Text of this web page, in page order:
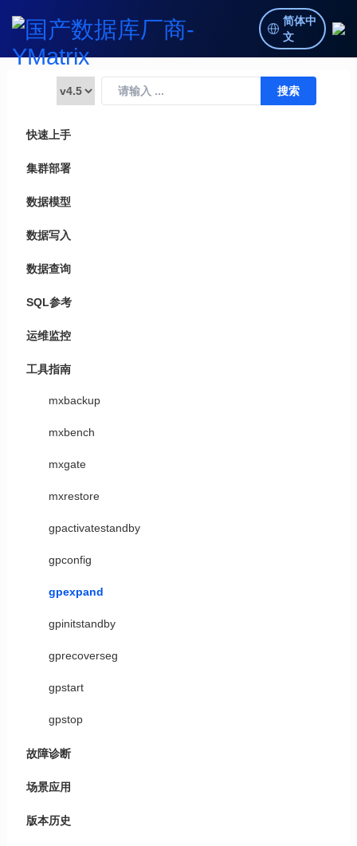
简体中
文
快速上手
集群部署
数据模型
数据写入
数据查询
SQL参考
运维监控
工具指南
mxbackup
mxbench
mxgate
mxrestore
gpactivatestandby
gpconfig
gpexpand
gpinitstandby
gprecoverseg
gpstart
gpstop
故障诊断
场景应用
版本历史